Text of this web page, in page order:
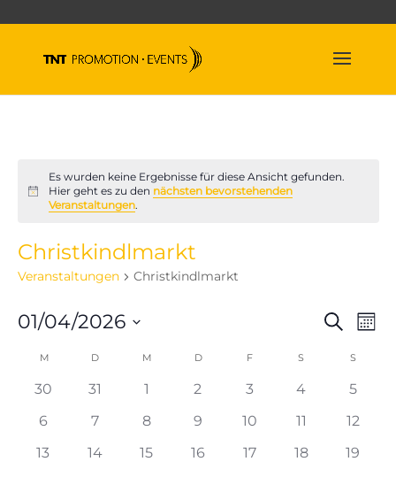
Hinweis
Es wurden keine Ergebnisse für diese Ansicht gefunden.
Hier geht es zu den nächsten bevorstehenden
Veranstaltungen.
Christkindlmarkt
Veranstaltungen Christkindlmarkt
und
Suche
01/04/2026
wählen.
Kalender
von
M MONTAGDDIENSTAG
M MITTWOCH
DDONNERSTAG
FFREITAG S SAMSTAGS
0
30
0
31
01
0
2
0
3
0
4
0
5
0
6
0
7
0
8
0
9
0
10
0
11
0
12
0
13
0
14
0
15
0
16
0
17
0
18
0
19